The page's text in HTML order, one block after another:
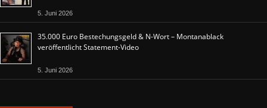
5. Juni 2026
35.000 Euro Bestechungsgeld & N-Wort – Montanablack
veröffentlicht Statement-Video
5. Juni 2026